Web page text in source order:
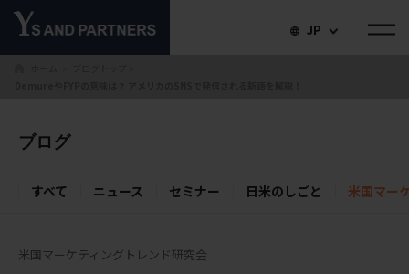
JP
ブログ
すべて ニュース セミナー 日米のしごと 米国マー
米国マーケティングトレンド研究会